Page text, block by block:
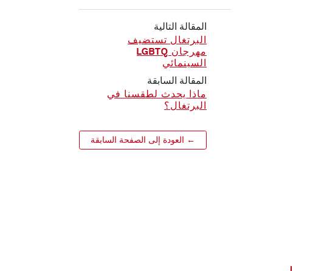
المقالة التالية
البرتغال تستضيف
مهرجان LGBTQ
السينمائي
المقالة السابقة
ماذا يحدث لطقسنا في
البرتغال؟
← العودة إلى الصفحة السابقة